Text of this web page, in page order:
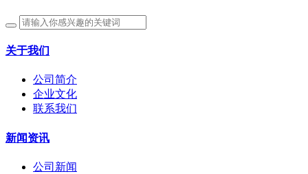
关于我们
公司简介
企业文化
联系我们
新闻资讯
公司新闻